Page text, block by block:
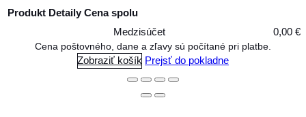
Produkty
Produkt Detaily Cena spolu
Medzisúčet
0,00 €
Cena poštovného, dane a zľavy sú počítané pri platbe.
Zobraziť košík Prejsť do pokladne